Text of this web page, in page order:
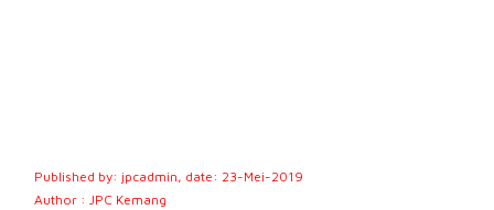
Published by: jpcadmin, date: 23-Mei-2019
Author : JPC Kemang